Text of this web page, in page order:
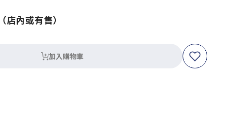
（店內或有售）
加入購物車